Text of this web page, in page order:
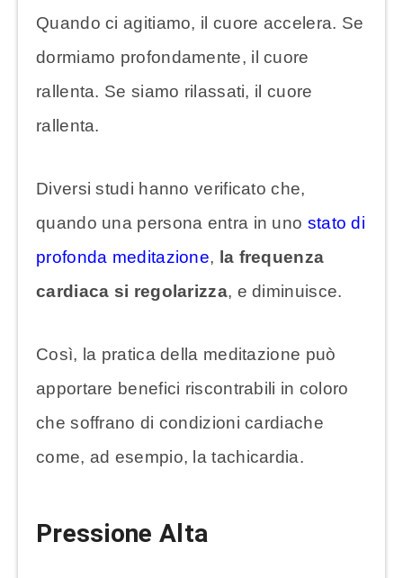
Quando ci agitiamo, il cuore accelera. Se
dormiamo profondamente, il cuore
rallenta. Se siamo rilassati, il cuore
rallenta.
Diversi studi hanno verificato che,
quando una persona entra in uno stato di
profonda meditazione, la frequenza
cardiaca si regolarizza, e diminuisce.
Così, la pratica della meditazione può
apportare benefici riscontrabili in coloro
che soffrano di condizioni cardiache
come, ad esempio, la tachicardia.
Pressione Alta